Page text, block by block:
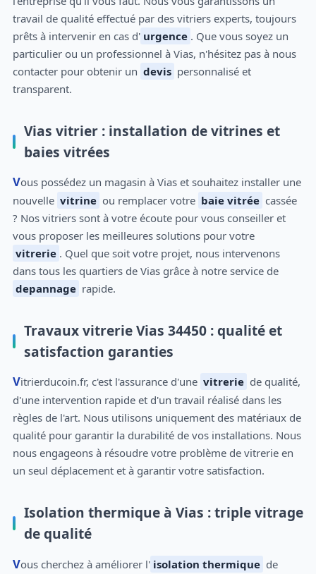
travail de qualité effectué par des vitriers experts, toujours
prêts à intervenir en cas d' urgence . Que vous soyez un
particulier ou un professionnel à Vias, n'hésitez pas à nous
contacter pour obtenir un devis personnalisé et
transparent.
Vias vitrier : installation de vitrines et
baies vitrées
Vous possédez un magasin à Vias et souhaitez installer une
nouvelle vitrine ou remplacer votre baie vitrée cassée
? Nos vitriers sont à votre écoute pour vous conseiller et
vous proposer les meilleures solutions pour votre
vitrerie . Quel que soit votre projet, nous intervenons
dans tous les quartiers de Vias grâce à notre service de
depannage rapide.
Travaux vitrerie Vias 34450 : qualité et
satisfaction garanties
Vitrierducoin.fr, c'est l'assurance d'une vitrerie de qualité,
d'une intervention rapide et d'un travail réalisé dans les
règles de l'art. Nous utilisons uniquement des matériaux de
qualité pour garantir la durabilité de vos installations. Nous
nous engageons à résoudre votre problème de vitrerie en
un seul déplacement et à garantir votre satisfaction.
Isolation thermique à Vias : triple vitrage
de qualité
Vous cherchez à améliorer l' isolation thermique de